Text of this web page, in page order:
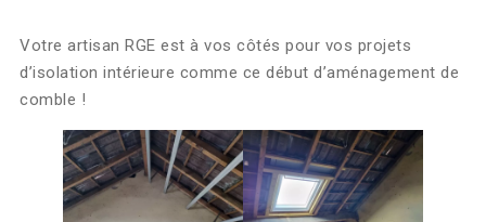
Votre artisan RGE est à vos côtés pour vos projets
d’isolation intérieure comme ce début d’aménagement de
comble !